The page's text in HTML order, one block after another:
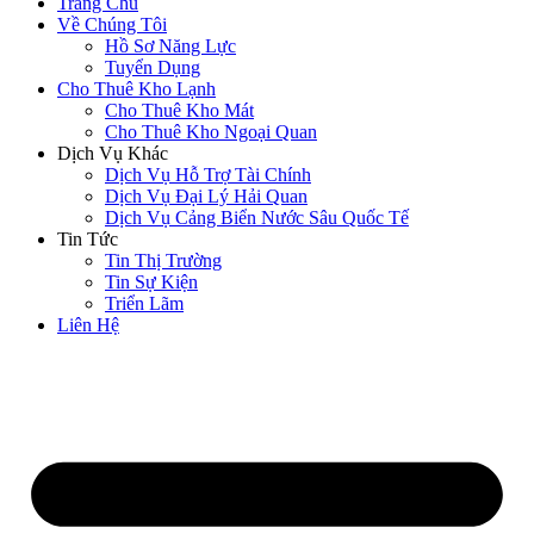
Về Chúng Tôi
Hồ Sơ Năng Lực
Tuyển Dụng
Cho Thuê Kho Lạnh
Cho Thuê Kho Mát
Cho Thuê Kho Ngoại Quan
Dịch Vụ Khác
Dịch Vụ Hỗ Trợ Tài Chính
Dịch Vụ Đại Lý Hải Quan
Dịch Vụ Cảng Biển Nước Sâu Quốc Tế
Tin Tức
Tin Thị Trường
Tin Sự Kiện
Triển Lãm
Liên Hệ